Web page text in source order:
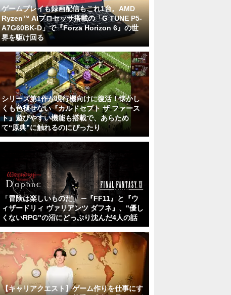
ゲームプレイも録画配信もこれ1台。AMD
Ryzen™ AIプロセッサ搭載の「G TUNE P5-
A7G60BK-D」で『Forza Horizon 6』の世
界を駆け回る
シリーズ第1作が現行機向けに復活！懐かし
くも色褪せない『カルドセプト ザ ファース
ト』遊びやすい機能も搭載で、あらため
て“原典”に触れるのにぴったり
「冒険は楽しいものだ」 ─『FF11』と『ウ
ィザードリィ ヴァリアンツ ダフネ』、"優し
くないRPG"の沼にどっぷり沈んだ4人の話
【キャリアクエスト】ゲーム作りを仕事にす